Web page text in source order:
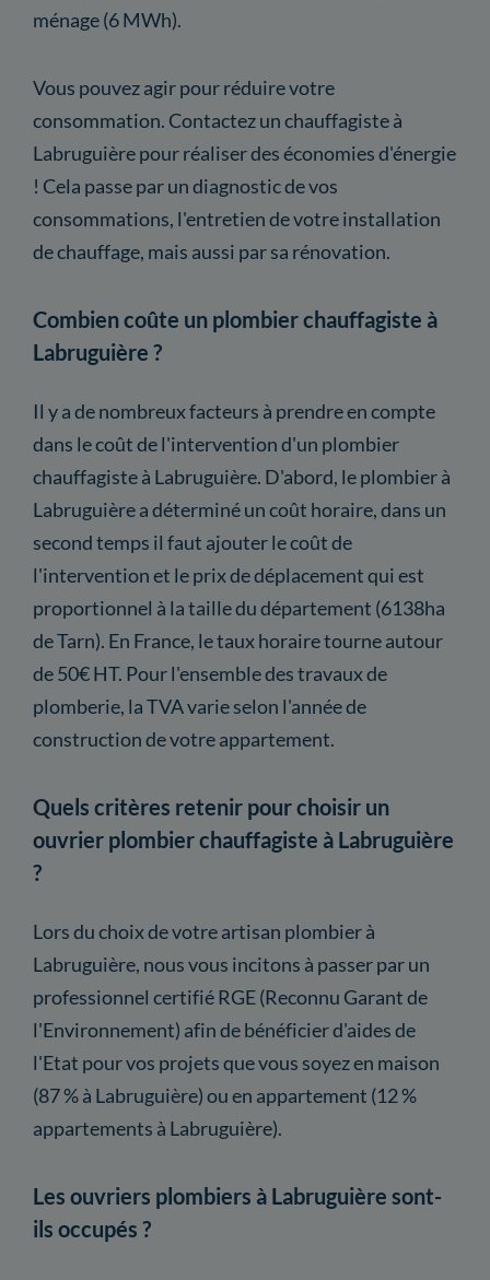
ménage (6 MWh).
Vous pouvez agir pour réduire votre
consommation. Contactez un chauffagiste à
Labruguière pour réaliser des économies d'énergie
! Cela passe par un diagnostic de vos
consommations, l'entretien de votre installation
de chauffage, mais aussi par sa rénovation.
Combien coûte un plombier chauffagiste à
Labruguière ?
Il y a de nombreux facteurs à prendre en compte
dans le coût de l'intervention d'un plombier
chauffagiste à Labruguière. D'abord, le plombier à
Labruguière a déterminé un coût horaire, dans un
second temps il faut ajouter le coût de
l'intervention et le prix de déplacement qui est
proportionnel à la taille du département (6138ha
de Tarn). En France, le taux horaire tourne autour
de 50€ HT. Pour l'ensemble des travaux de
plomberie, la TVA varie selon l'année de
construction de votre appartement.
Quels critères retenir pour choisir un
ouvrier plombier chauffagiste à Labruguière
?
Lors du choix de votre artisan plombier à
Labruguière, nous vous incitons à passer par un
professionnel certifié RGE (Reconnu Garant de
l'Environnement) afin de bénéficier d'aides de
l'Etat pour vos projets que vous soyez en maison
(87 % à Labruguière) ou en appartement (12 %
appartements à Labruguière).
Les ouvriers plombiers à Labruguière sont-
ils occupés ?